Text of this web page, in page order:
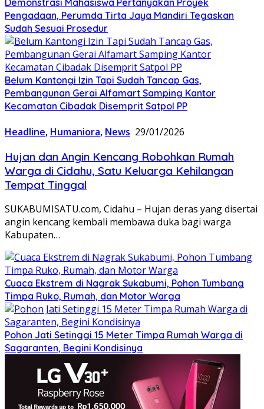
Pengadaan, Perumda Tirta Jaya Mandiri Tegaskan
Sudah Sesuai Prosedur
Belum Kantongi Izin Tapi Sudah Tancap Gas,
Pembangunan Gerai Alfamart Samping Kantor
Kecamatan Cibadak Disemprit Satpol PP
Headline, Humaniora, News 29/01/2026
Hujan dan Angin Kencang Robohkan Rumah
Warga di Cidahu, Satu Keluarga Kehilangan
Tempat Tinggal
SUKABUMISATU.com, Cidahu – Hujan deras yang disertai
angin kencang kembali membawa duka bagi warga
Kabupaten…
Cuaca Ekstrem di Nagrak Sukabumi, Pohon Tumbang
Timpa Ruko, Rumah, dan Motor Warga
Pohon Jati Setinggi 15 Meter Timpa Rumah Warga di
Sagaranten, Begini Kondisinya